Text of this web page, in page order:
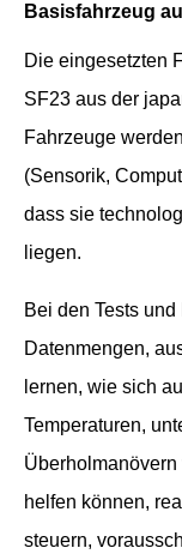
Basisfahrzeug
Die eingesetzten
SF23 aus der
Fahrzeuge
(Sensorik,
dass sie
liegen.
Bei den Tests
Datenmengen,
lernen, wie sich
Temperaturen,
helfen können,
steuern,